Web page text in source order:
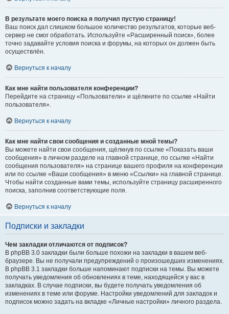
В результате моего поиска я получил пустую страницу!
Ваш поиск дал слишком большое количество результатов, которые веб-
сервер не смог обработать. Используйте «Расширенный поиск», более
точно задавайте условия поиска и форумы, на которых он должен быть
осуществлён.
Вернуться к началу
Как мне найти пользователя конференции?
Перейдите на страницу «Пользователи» и щёлкните по ссылке «Найти
пользователя».
Вернуться к началу
Как мне найти свои сообщения и созданные мной темы?
Вы можете найти свои сообщения, щёлкнув по ссылке «Показать ваши
сообщения» в личном разделе на главной странице, по ссылке «Найти
сообщения пользователя» на странице вашего профиля на конференции
или по ссылке «Ваши сообщения» в меню «Ссылки» на главной странице.
Чтобы найти созданные вами темы, используйте страницу расширенного
поиска, заполнив соответствующие поля.
Вернуться к началу
Подписки и закладки
Чем закладки отличаются от подписок?
В phpBB 3.0 закладки были больше похожи на закладки в вашем веб-
браузере. Вы не получали предупреждений о произошедших изменениях.
В phpBB 3.1 закладки больше напоминают подписки на темы. Вы можете
получать уведомления об обновлениях в теме, находящейся у вас в
закладках. В случае подписки, вы будете получать уведомления об
изменениях в теме или форуме. Настройки уведомлений для закладок и
подписок можно задать на вкладке «Личные настройки» личного раздела.